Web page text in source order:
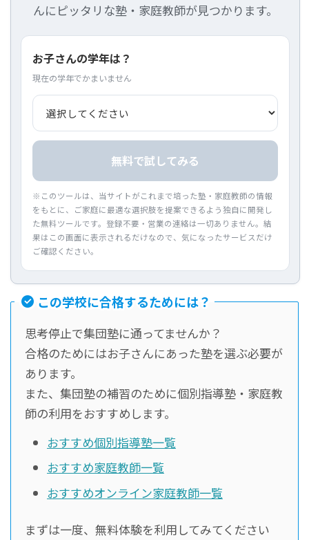
んにピッタリな塾・家庭教師が見つかります。
お子さんの学年は？
現在の学年でかまいません
無料で試してみる
※このツールは、当サイトがこれまで培った塾・家庭教師の情報
をもとに、ご家庭に最適な選択肢を提案できるよう独自に開発し
た無料ツールです。登録不要・営業の連絡は一切ありません。結
果はこの画面に表示されるだけなので、気になったサービスだけ
ご確認ください。
この学校に合格するためには？
思考停止で集団塾に通ってませんか？
合格のためにはお子さんにあった塾を選ぶ必要が
あります。
また、集団塾の補習のために個別指導塾・家庭教
師の利用をおすすめします。
おすすめ個別指導塾一覧
おすすめ家庭教師一覧
おすすめオンライン家庭教師一覧
まずは一度、無料体験を利用してみてください